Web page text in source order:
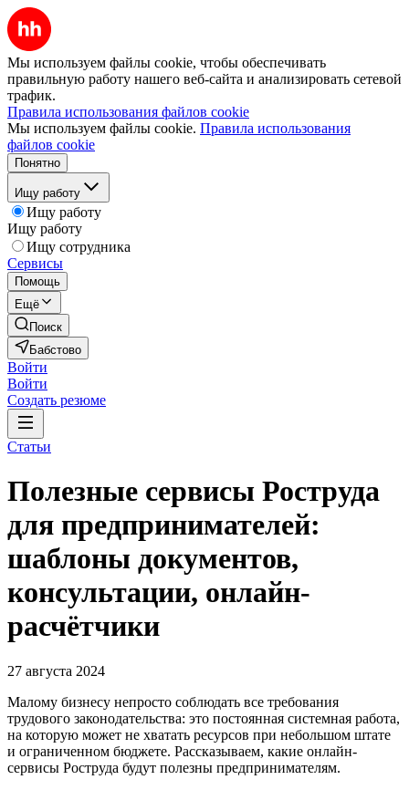
Мы используем файлы cookie, чтобы обеспечивать
правильную работу нашего веб-сайта и анализировать сетевой
трафик.
Правила использования файлов cookie
Мы используем файлы cookie. Правила использования
файлов cookie
Понятно
Ищу работу
Ищу работу
Ищу работу
Ищу сотрудника
Сервисы
Помощь
Ещё
Поиск
Бабстово
Войти
Войти
Создать резюме
Статьи
Полезные сервисы Роструда
для предпринимателей:
шаблоны документов,
консультации, онлайн-
расчётчики
27 августа 2024
Малому бизнесу непросто соблюдать все требования
трудового законодательства: это постоянная системная работа,
на которую может не хватать ресурсов при небольшом штате
и ограниченном бюджете. Рассказываем, какие онлайн-
сервисы Роструда будут полезны предпринимателям.